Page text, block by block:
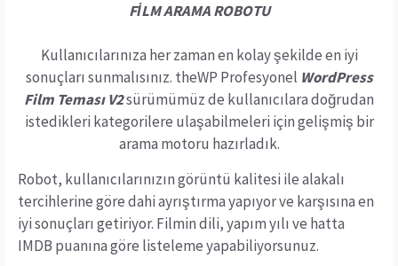
FİLM ARAMA ROBOTU
Kullanıcılarınıza her zaman en kolay şekilde en iyi
sonuçları sunmalısınız. theWP Profesyonel WordPress
Film Teması V2sürümümüz de kullanıcılara doğrudan
istedikleri kategorilere ulaşabilmeleri için gelişmiş bir
arama motoru hazırladık.
Robot, kullanıcılarınızın görüntü kalitesi ile alakalı
tercihlerine göre dahi ayrıştırma yapıyor ve karşısına en
iyi sonuçları getiriyor. Filmin dili, yapım yılı ve hatta
IMDB puanına göre listeleme yapabiliyorsunuz.